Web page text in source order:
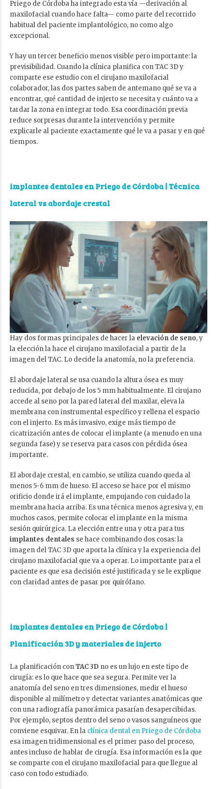
Priego de Córdoba ha integrado esta vía —derivación al
maxilofacial cuando hace falta— como parte del recorrido
habitual del paciente implantológico, no como algo
excepcional.
Y hay un tercer beneficio menos visible pero importante: la
previsibilidad. Cuando la clínica planifica con TAC 3D y
comparte ese estudio con el cirujano maxilofacial
colaborador, las dos partes saben de antemano qué se va a
encontrar, qué cantidad de injerto se necesita y cuánto va a
tardar la zona en integrar todo. Esa coordinación previa
reduce sorpresas durante la intervención y permite
explicarle al paciente exactamente qué le va a pasar y en qué
tiempos.
implantes dentales en Priego de Córdoba| Técnica
lateral vs abordaje crestal
Hay dos formas principales de hacer la elevación de seno, y
la elección la hace el cirujano maxilofacial a partir de la
imagen del TAC. Lo decide la anatomía, no la preferencia.
El abordaje lateral se usa cuando la altura ósea es muy
reducida, por debajo de los 5 mm habitualmente. El cirujano
accede al seno por la pared lateral del maxilar, eleva la
membrana con instrumental específico y rellena el espacio
con el injerto. Es más invasivo, exige más tiempo de
cicatrización antes de colocar el implante (a menudo en una
segunda fase) y se reserva para casos con pérdida ósea
importante.
El abordaje crestal, en cambio, se utiliza cuando queda al
menos 5-6 mm de hueso. El acceso se hace por el mismo
orificio donde irá el implante, empujando con cuidado la
membrana hacia arriba. Es una técnica menos agresiva y, en
muchos casos, permite colocar el implante en la misma
sesión quirúrgica. La elección entre una y otra para tus
implantes dentales se hace combinando dos cosas: la
imagen del TAC 3D que aporta la clínica y la experiencia del
cirujano maxilofacial que va a operar. Lo importante para el
paciente es que esa decisión esté justificada y se le explique
con claridad antes de pasar por quirófano.
implantes dentales en Priego de Córdoba|
Planificación 3D y materiales de injerto
La planificación conTAC 3D no es un lujo en este tipo de
cirugía: es lo que hace que sea segura. Permite ver la
anatomía del seno en tres dimensiones, medir el hueso
disponible al milímetro y detectar variantes anatómicas que
con una radiografía panorámica pasarían desapercibidas.
Por ejemplo, septos dentro del seno o vasos sanguíneos que
conviene esquivar. En la clínica dental en Priego de Córdoba
esa imagen tridimensional es el primer paso del proceso,
antes incluso de hablar de cirugía. Esa información es la que
se comparte con el cirujano maxilofacial para que llegue al
caso con todo estudiado.